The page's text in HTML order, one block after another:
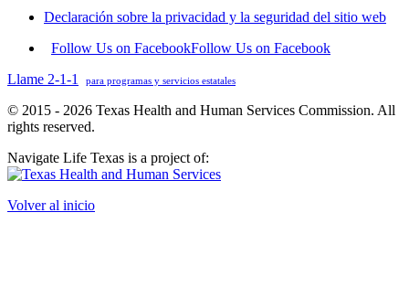
Declaración sobre la privacidad y la seguridad del sitio web
Follow Us on FacebookFollow Us on Facebook
Llame 2-1-1
para programas y servicios estatales
© 2015 - 2026 Texas Health and Human Services Commission. All
rights reserved.
Navigate Life Texas is a project of:
Volver al inicio